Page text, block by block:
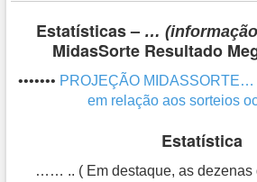
Estatísticas – …
MidasSorte Resultado
••••••• PROJEÇÃO
em relação aos sorteios
Estatística
…… .. ( Em destaque, as dezenas